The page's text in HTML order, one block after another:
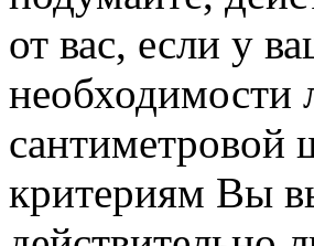
от вас, если у
необходимости
сантиметровой
критериям Вы